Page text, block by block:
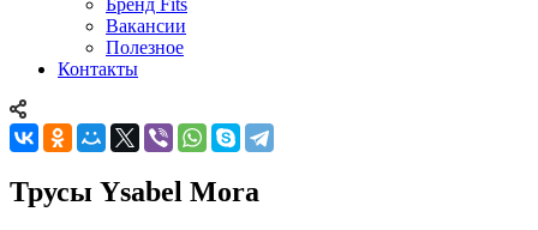
Бренд Fits
Вакансии
Полезное
Контакты
Трусы Ysabel Mora